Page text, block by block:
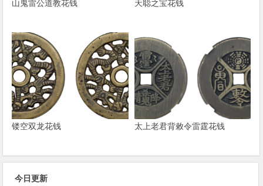
山鬼雷公道教花钱 天聪之宝花钱
镂空双龙花钱 太上老君背敕令雷霆花钱
今日更新